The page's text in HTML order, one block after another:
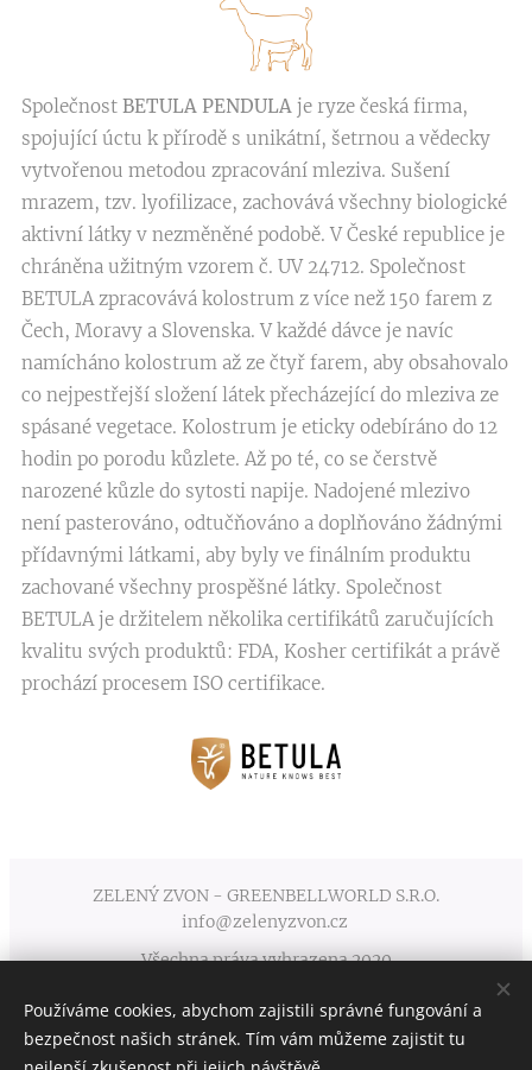
Společnost BETULA PENDULA je ryze česká firma,
spojující úctu k přírodě s unikátní, šetrnou a vědecky
vytvořenou metodou zpracování mleziva. Sušení
mrazem, tzv. lyofilizace, zachovává všechny biologické
aktivní látky v nezměněné podobě. V České republice je
chráněna užitným vzorem č. UV 24712. Společnost
BETULA zpracovává kolostrum z více než 150 farem z
Čech, Moravy a Slovenska. V každé dávce je navíc
namícháno kolostrum až ze čtyř farem, aby obsahovalo
co nejpestřejší složení látek přecházející do mleziva ze
spásané vegetace. Kolostrum je eticky odebíráno do 12
hodin po porodu kůzlete. Až po té, co se čerstvě
narozené kůzle do sytosti napije. Nadojené mlezivo
není pasterováno, odtučňováno a doplňováno žádnými
přídavnými látkami, aby byly ve finálním produktu
zachované všechny prospěšné látky. Společnost
BETULA je držitelem několika certifikátů zaručujících
kvalitu svých produktů: FDA, Kosher certifikát a právě
prochází procesem ISO certifikace.
ZELENÝ ZVON - GREENBELLWORLD S.R.O.
info@zelenyzvon.cz
Všechna práva vyhrazena 2020
Obchodní podmínky Cookies
Používáme cookies, abychom zajistili správné fungování a
bezpečnost našich stránek. Tím vám můžeme zajistit tu